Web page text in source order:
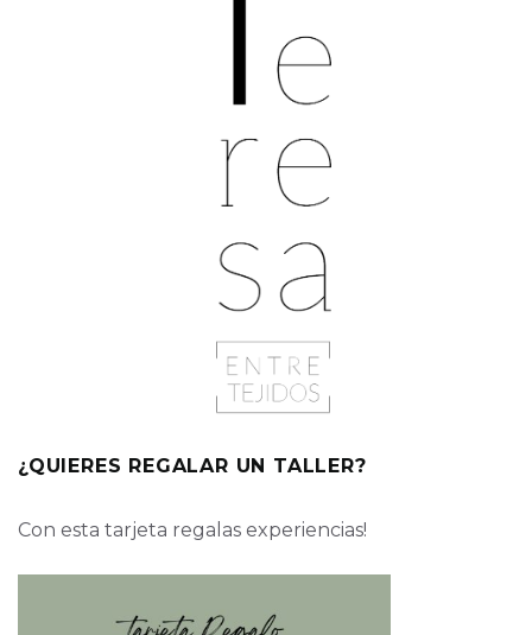
¿QUIERES REGALAR UN TALLER?
Con esta tarjeta regalas experiencias!